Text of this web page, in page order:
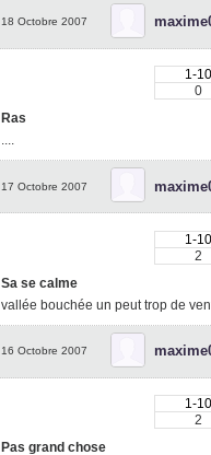
18 Octobre 2007
1-10
0
Ras
....
17 Octobre 2007
1-10
2
Sa se calme
vallée bouchée un peut trop de
16 Octobre 2007
1-10
2
Pas grand chose